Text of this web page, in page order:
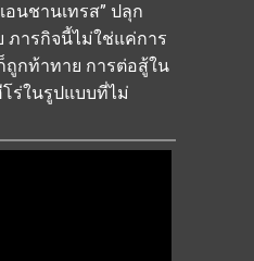
นชานเทรส” ปลุก
ภารกิจนี้ไม่ใช่แค่การ
ถูกท้าทาย การต่อสู้ใน
ร่ในรูปแบบที่ไม่